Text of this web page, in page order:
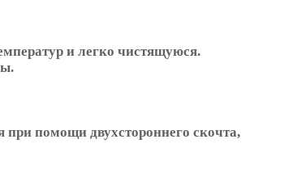
и легко чистящуюся.
помощи двухстороннего скочта,